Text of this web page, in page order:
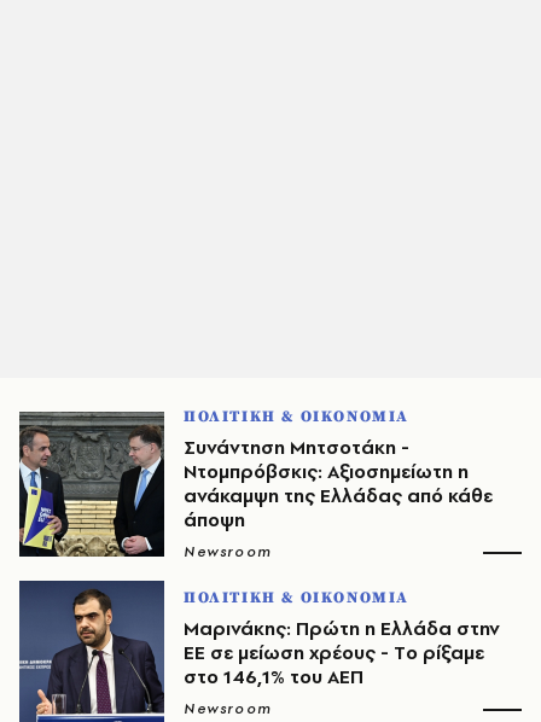
ΠΟΛΙΤΙΚΗ & ΟΙΚΟΝΟΜΙΑ
Συνάντηση Μητσοτάκη -
Ντομπρόβσκις: Αξιοσημείωτη η
ανάκαμψη της Ελλάδας από κάθε
άποψη
Newsroom
ΠΟΛΙΤΙΚΗ & ΟΙΚΟΝΟΜΙΑ
Μαρινάκης: Πρώτη η Ελλάδα στην
ΕΕ σε μείωση χρέους - Tο ρίξαμε
στο 146,1% του ΑΕΠ
Newsroom